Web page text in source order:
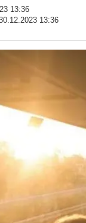
13:36
13:36